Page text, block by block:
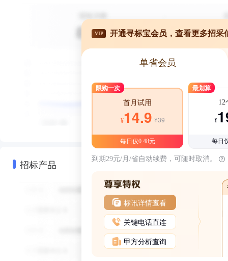
招标产品
VIP 开通寻标宝会员，查看更多招采
单省会员
限购一次
首月试用
¥14.9 ¥39
每日仅0.48元
最划算
12
¥
每日
到期29元/月/省自动续费，可随时取消。
标讯详情查看
关键电话直连
甲方分析查询